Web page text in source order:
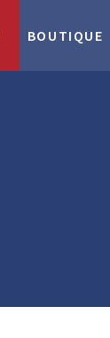
BOUTIQUE